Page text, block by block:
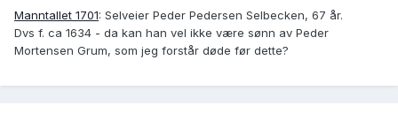
Manntallet 1701: Selveier Peder Pedersen Selbecken, 67 år.
Dvs f. ca 1634 - da kan han vel ikke være sønn av Peder
Mortensen Grum, som jeg forstår døde før dette?